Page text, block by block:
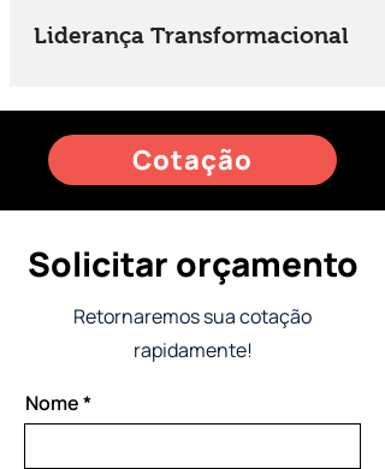
Liderança Transformacional
Cotação
Solicitar orçamento
Retornaremos sua cotação
rapidamente!
Nome